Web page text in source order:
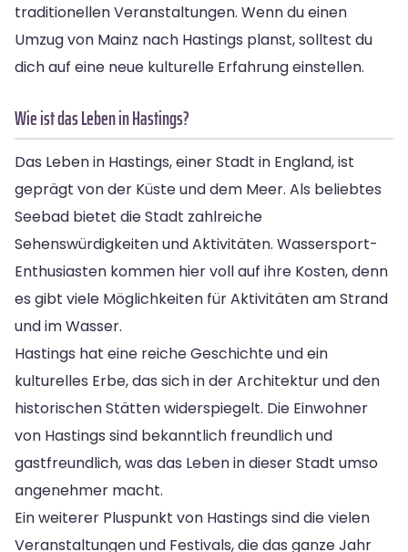
traditionellen Veranstaltungen. Wenn du einen
Umzug von Mainz nach Hastings planst, solltest du
dich auf eine neue kulturelle Erfahrung einstellen.
Wie ist das Leben in Hastings?
Das Leben in Hastings, einer Stadt in England, ist
geprägt von der Küste und dem Meer. Als beliebtes
Seebad bietet die Stadt zahlreiche
Sehenswürdigkeiten und Aktivitäten. Wassersport-
Enthusiasten kommen hier voll auf ihre Kosten, denn
es gibt viele Möglichkeiten für Aktivitäten am Strand
und im Wasser.
Hastings hat eine reiche Geschichte und ein
kulturelles Erbe, das sich in der Architektur und den
historischen Stätten widerspiegelt. Die Einwohner
von Hastings sind bekanntlich freundlich und
gastfreundlich, was das Leben in dieser Stadt umso
angenehmer macht.
Ein weiterer Pluspunkt von Hastings sind die vielen
Veranstaltungen und Festivals, die das ganze Jahr